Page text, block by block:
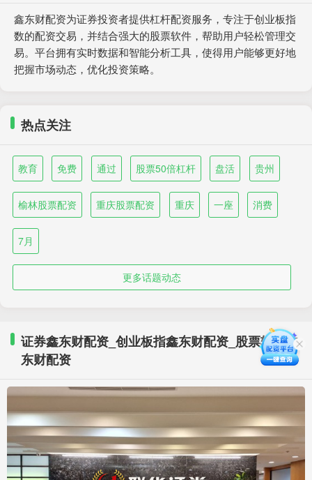
鑫东财配资为证券投资者提供杠杆配资服务，专注于创业板指
数的配资交易，并结合强大的股票软件，帮助用户轻松管理交
易。平台拥有实时数据和智能分析工具，使得用户能够更好地
把握市场动态，优化投资策略。
热点关注
教育 免费 通过 股票50倍杠杆 盘活 贵州
榆林股票配资 重庆股票配资 重庆 一座 消费
7月
更多话题动态
证券鑫东财配资_创业板指鑫东财配资_股票软件鑫
东财配资